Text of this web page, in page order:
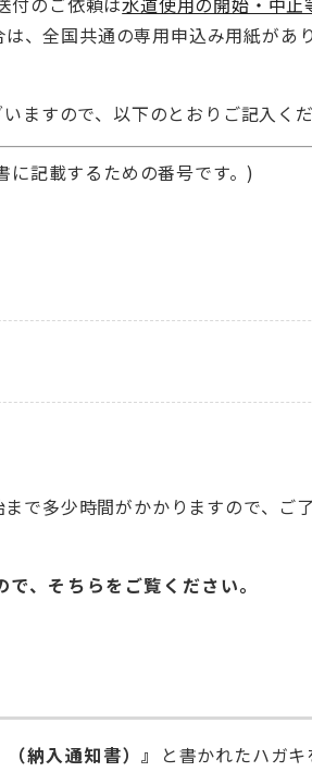
、全国共通の専用申込み用紙が
ますので、以下のとおりご記入くだ
記載するための番号です。)
で多少時間がかかりますので、ご
、そちらをご覧ください。
納入通知書）』
と書かれたハガキ